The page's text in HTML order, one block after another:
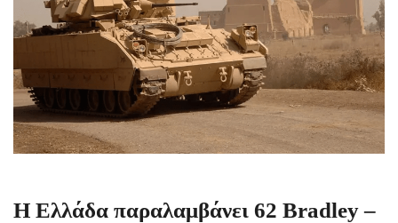
Η Ελλάδα παραλαμβάνει 62 Bradley –